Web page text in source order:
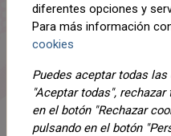
diferentes opciones y
Para más información
cookies
Puedes aceptar todas
"Aceptar todas",
en el botón "Rechazar
pulsando en el botón